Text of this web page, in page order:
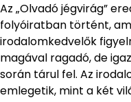
Az „Olvadó jégvirág”
folyóiratban történt,
irodalomkedvelők
magával ragadó, de
során tárul fel. Az
emlegetik, mint a két